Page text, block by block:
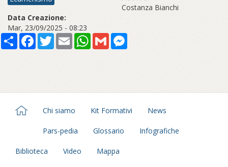
Costanza Bianchi
Data Creazione:
Mar, 23/09/2025 - 08:23
Share Facebook
TwitterEmail WhatsApp
Gmail
Chi siamo Kit Formativi News
Pars-pedia Glossario Infografiche
Biblioteca Video Mappa